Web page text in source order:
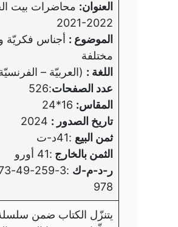
العنوان: محاضرات بيت
2021-2022
الموضوع : أجناس فكريّة
مختلفة
اللغة : (العربيّة –
عدد الصفحات:526
المقاس:
تاريخ الصدور :
ثمن البيع :41د-ت
الثمن بالخارج :41 أورو
ر-د-م-ك
978
يتنزّل الكتاب ضمن